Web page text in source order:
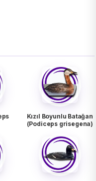
Kızıl Boyunlu Batağan
(Podiceps grisegena)